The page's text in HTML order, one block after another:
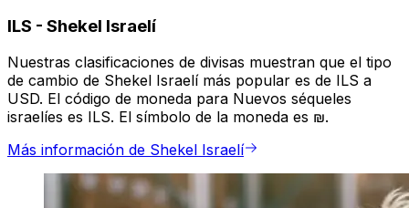
ILS - Shekel Israelí
Nuestras clasificaciones de divisas muestran que el tipo
de cambio de Shekel Israelí más popular es de ILS a
USD. El código de moneda para Nuevos séqueles
israelíes es ILS. El símbolo de la moneda es ₪.
Más información de Shekel Israelí